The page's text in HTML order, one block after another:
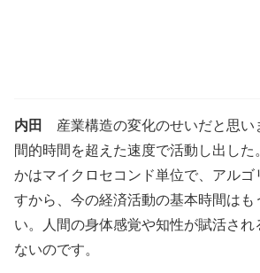
内田
産業構造の変化のせいだと思い
間的時間を超えた速度で活動し出し
かはマイクロセコンド単位で、アルゴ
すから、今の経済活動の基本時間はも
い。人間の身体感覚や知性が賦活され
ないのです。